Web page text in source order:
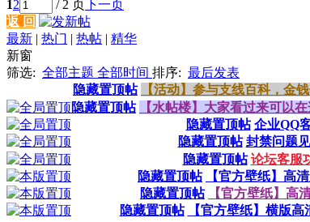
1 2 / 2 页
下一页
返 回
最新 | 热门 | 热帖 | 精华
新窗
筛选: 全部主题 全部时间 排序: 最后发表
隐藏置顶帖
【活动】参与支线百科，金
隐藏置顶帖
【水帖楼】大家看过来可以
隐藏置顶帖 企业QQ
隐藏置顶帖 封禁问题
隐藏置顶帖 论坛客服
隐藏置顶帖
【官方壁纸】高
隐藏置顶帖
【官方壁纸】高
隐藏置顶帖
【官方壁纸】横版